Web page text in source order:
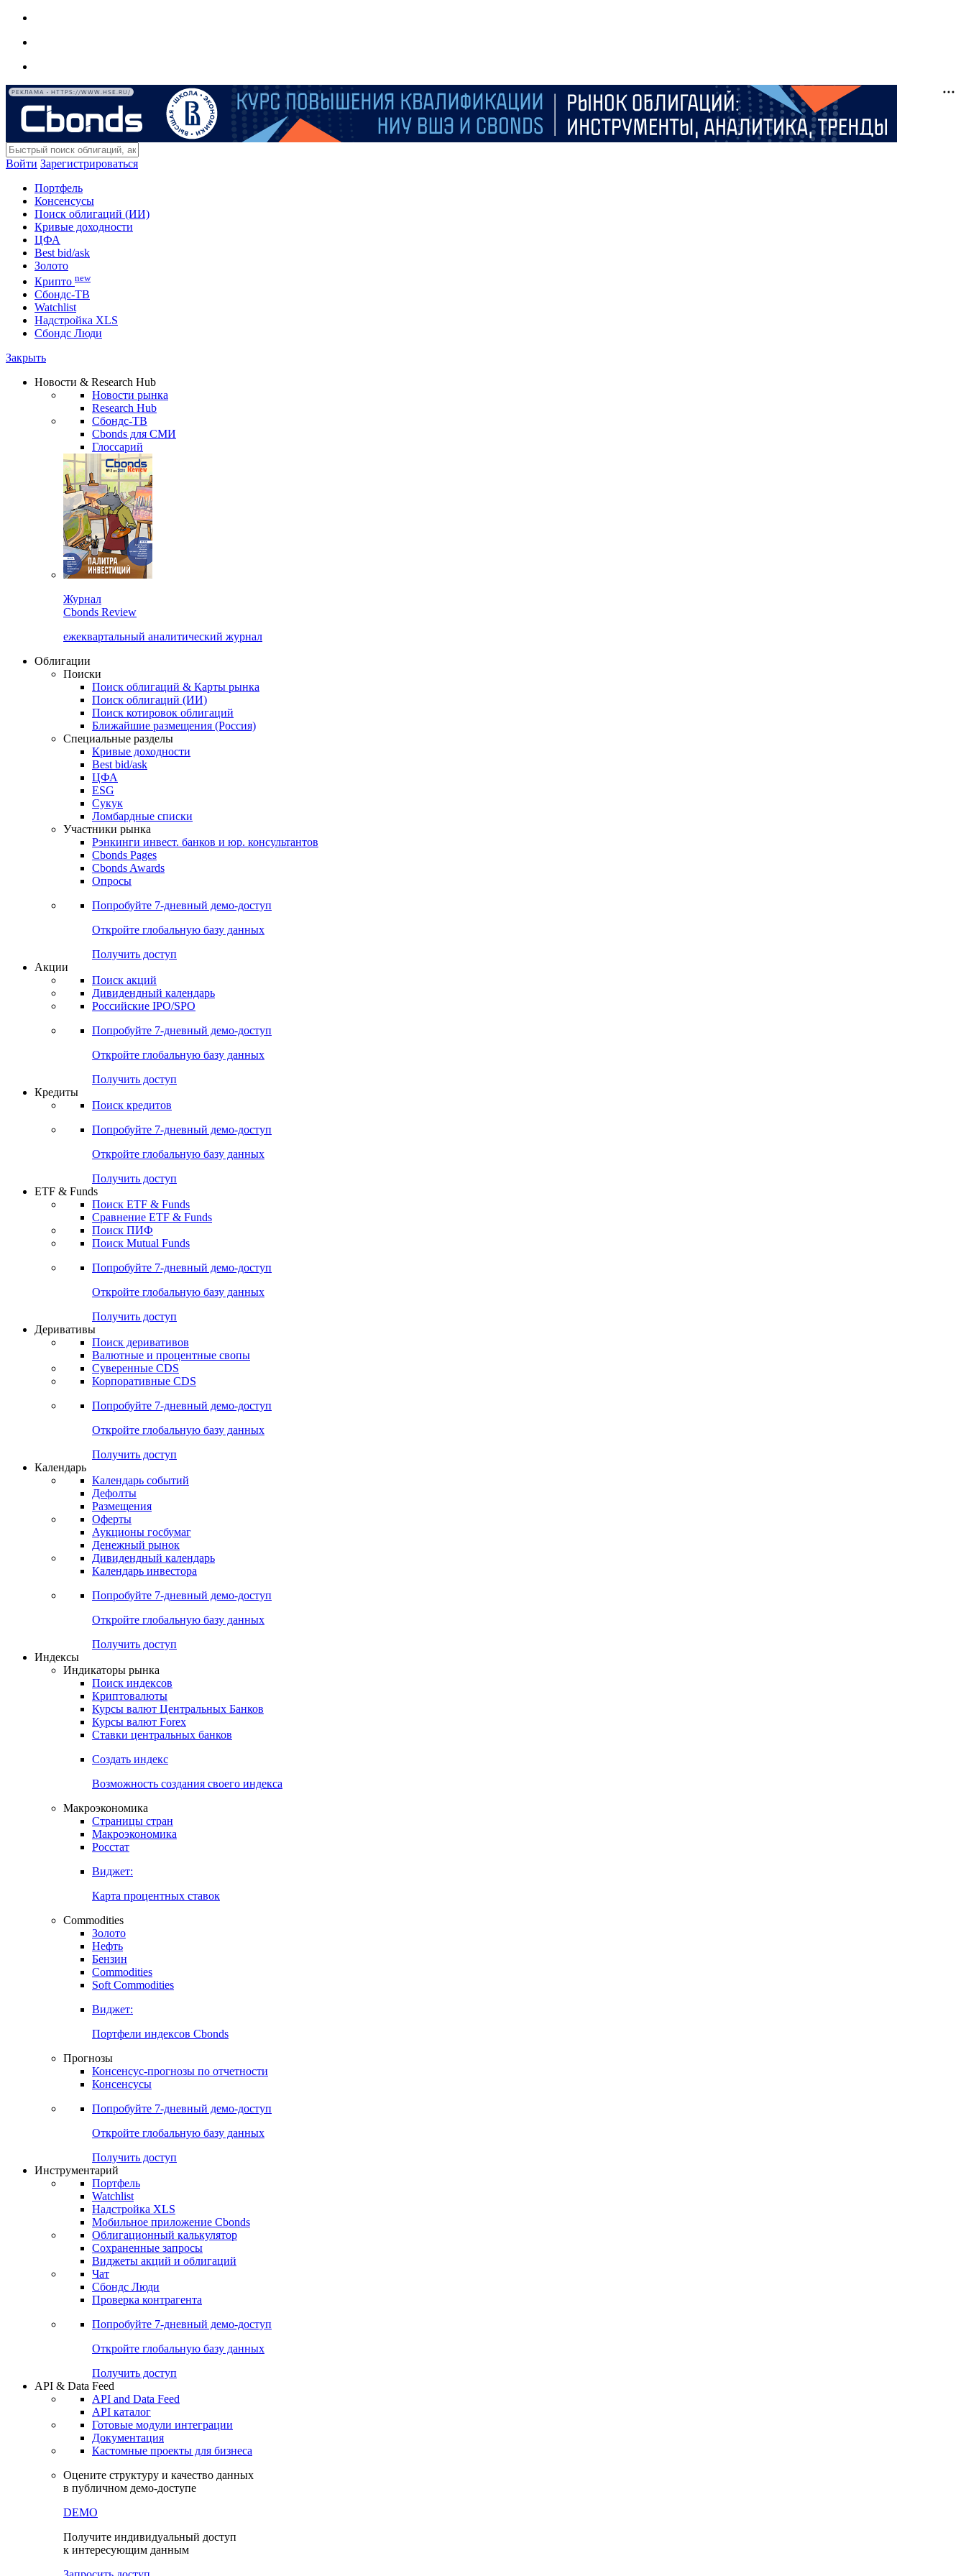
РЕКЛАМА • HTTPS://WWW.HSE.RU/
Войти Зарегистрироваться
Портфель
Консенсусы
Поиск облигаций (ИИ)
Кривые доходности
ЦФА
Best bid/ask
Золото
Крипто new
Сбондс-ТВ
Watchlist
Надстройка XLS
Сбондс Люди
Закрыть
Новости & Research Hub
Новости рынка
Research Hub
Сбондс-ТВ
Cbonds для СМИ
Глоссарий
Журнал
Cbonds Review
ежеквартальный аналитический журнал
Облигации
Поиски
Поиск облигаций & Карты рынка
Поиск облигаций (ИИ)
Поиск котировок облигаций
Ближайшие размещения (Россия)
Специальные разделы
Кривые доходности
Best bid/ask
ЦФА
ESG
Сукук
Ломбардные списки
Участники рынка
Рэнкинги инвест. банков и юр. консультантов
Cbonds Pages
Cbonds Awards
Опросы
Попробуйте 7-дневный демо-доступ
Откройте глобальную базу данных
Получить доступ
Акции
Поиск акций
Дивидендный календарь
Российские IPO/SPO
Попробуйте 7-дневный демо-доступ
Откройте глобальную базу данных
Получить доступ
Кредиты
Поиск кредитов
Попробуйте 7-дневный демо-доступ
Откройте глобальную базу данных
Получить доступ
ETF & Funds
Поиск ETF & Funds
Сравнение ETF & Funds
Поиск ПИФ
Поиск Mutual Funds
Попробуйте 7-дневный демо-доступ
Откройте глобальную базу данных
Получить доступ
Деривативы
Поиск деривативов
Валютные и процентные свопы
Суверенные CDS
Корпоративные CDS
Попробуйте 7-дневный демо-доступ
Откройте глобальную базу данных
Получить доступ
Календарь
Календарь событий
Дефолты
Размещения
Оферты
Аукционы госбумаг
Денежный рынок
Дивидендный календарь
Календарь инвестора
Попробуйте 7-дневный демо-доступ
Откройте глобальную базу данных
Получить доступ
Индексы
Индикаторы рынка
Поиск индексов
Криптовалюты
Курсы валют Центральных Банков
Курсы валют Forex
Ставки центральных банков
Создать индекс
Возможность создания своего индекса
Макроэкономика
Страницы стран
Макроэкономика
Росстат
Виджет:
Карта процентных ставок
Commodities
Золото
Нефть
Бензин
Commodities
Soft Commodities
Виджет:
Портфели индексов Cbonds
Прогнозы
Консенсус-прогнозы по отчетности
Консенсусы
Попробуйте 7-дневный демо-доступ
Откройте глобальную базу данных
Получить доступ
Инструментарий
Портфель
Watchlist
Надстройка XLS
Мобильное приложение Cbonds
Облигационный калькулятор
Сохраненные запросы
Виджеты акций и облигаций
Чат
Сбондс Люди
Проверка контрагента
Попробуйте 7-дневный демо-доступ
Откройте глобальную базу данных
Получить доступ
API & Data Feed
API and Data Feed
API каталог
Готовые модули интеграции
Документация
Кастомные проекты для бизнеса
Оцените структуру и качество данных
в публичном демо-доступе
DEMO
Получите индивидуальный доступ
к интересующим данным